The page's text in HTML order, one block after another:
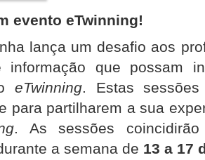
evento eTwinning!
lança um desafio aos
informação que possam
eTwinning. Estas sessões
para partilharem a sua
. As sessões
a semana de 13 a 17